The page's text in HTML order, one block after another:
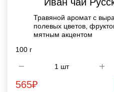
Иван чай
Травяной аромат с
полевых цветов,
мятным акцентом
100 г
565₽